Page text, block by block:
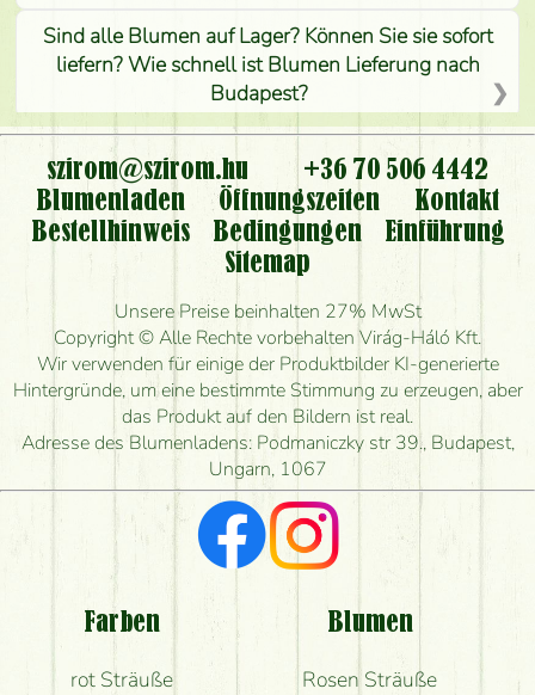
Sind alle Blumen auf Lager? Können Sie sie sofort
liefern? Wie schnell ist Blumen Lieferung nach
Budapest?
Ist der Blumenladen non stop geöffnet?
Kann ich den bestellten Blumenstrauß persönlich
nehmen oder nur per Blumenversand?
Ist eine Bestellung für ländliche Gebiete möglich?
Wie lange kann ich heute Blumen mit Lieferung
bestellen?
Wie schnell können Sie den Blumenstrauß
herstellen und wann können Sie ihn frühestens
liefern?
Ich suche rote Rosen, hast du welche?
Welche Rückmeldungen bekomme ich zum
Blumenversand?
Bekomme ich wirklich, was auf dem Bild zu sehen
szirom@szirom.hu
+36 70 506 4442
Blumenladen
Öffnungszeiten
Kontakt
Bestellhinweis
Bedingungen
Einführung
Sitemap
Unsere Preise beinhalten 27% MwSt
Copyright © Alle Rechte vorbehalten Virág-Háló Kft.
Wir verwenden für einige der Produktbilder KI-generierte
Hintergründe, um eine bestimmte Stimmung zu erzeugen, aber
das Produkt auf den Bildern ist real.
Adresse des Blumenladens: Podmaniczky str 39., Budapest,
Ungarn, 1067
Farben
rot Sträuße
Blumen
Rosen Sträuße